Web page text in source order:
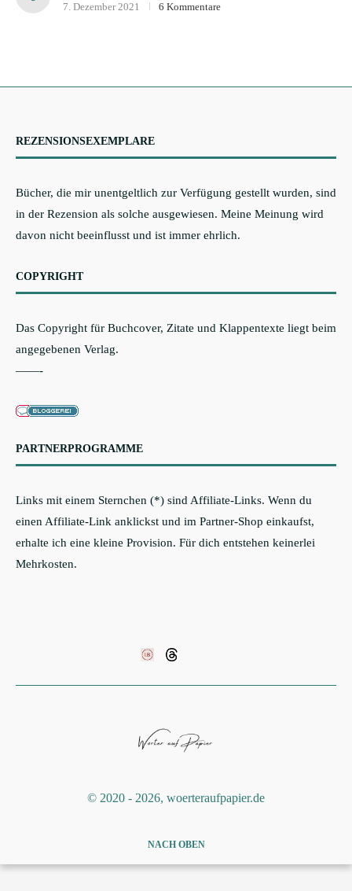
7. Dezember 2021
6 Kommentare
REZENSIONSEXEMPLARE
Bücher, die mir unentgeltlich zur Verfügung gestellt wurden, sind
in der Rezension als solche ausgewiesen. Meine Meinung wird
davon nicht beeinflusst und ist immer ehrlich.
COPYRIGHT
Das Copyright für Buchcover, Zitate und Klappentexte liegt beim
angegebenen Verlag.
——-
PARTNERPROGRAMME
Links mit einem Sternchen (*) sind Affiliate-Links. Wenn du
einen Affiliate-Link anklickst und im Partner-Shop einkaufst,
erhalte ich eine kleine Provision. Für dich entstehen keinerlei
Mehrkosten.
©️ 2020 - 2026, woerteraufpapier.de
NACH OBEN